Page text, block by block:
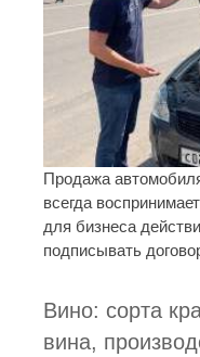
Продажа
всегда
для бизнеса
подписывать
Вино: сорта
вина,